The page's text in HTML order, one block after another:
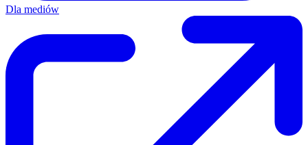
Dla mediów